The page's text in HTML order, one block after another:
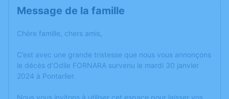
Message de la famille
Chère famille, chers amis,
C’est avec une grande tristesse que nous vous annonçons
le décès d’Odile FORNARA survenu le mardi 30 janvier
2024 à Pontarlier.
Nous vous invitons à utiliser cet espace pour laisser vos